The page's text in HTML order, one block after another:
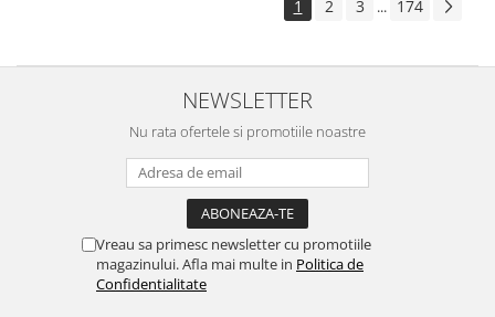
1 2 3 ... 174
NEWSLETTER
Nu rata ofertele si promotiile noastre
Vreau sa primesc newsletter cu promotiile
magazinului. Afla mai multe in Politica de
Confidentialitate